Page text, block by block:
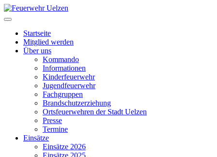
Startseite
Mitglied werden
Über uns
Kommando
Informationen
Kinderfeuerwehr
Jugendfeuerwehr
Fachgruppen
Brandschutzerziehung
Ortsfeuerwehren der Stadt Uelzen
Presse
Termine
Einsätze
Einsätze 2026
Einsätze 2025